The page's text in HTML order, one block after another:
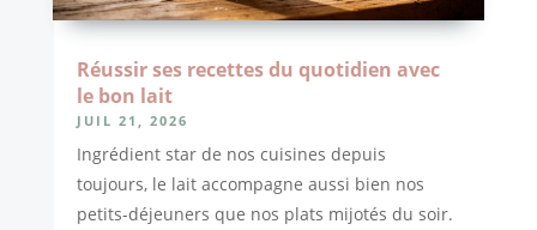
Réussir ses recettes du quotidien avec
le bon lait
JUIL 21, 2026
Ingrédient star de nos cuisines depuis
toujours, le lait accompagne aussi bien nos
petits-déjeuners que nos plats mijotés du soir.